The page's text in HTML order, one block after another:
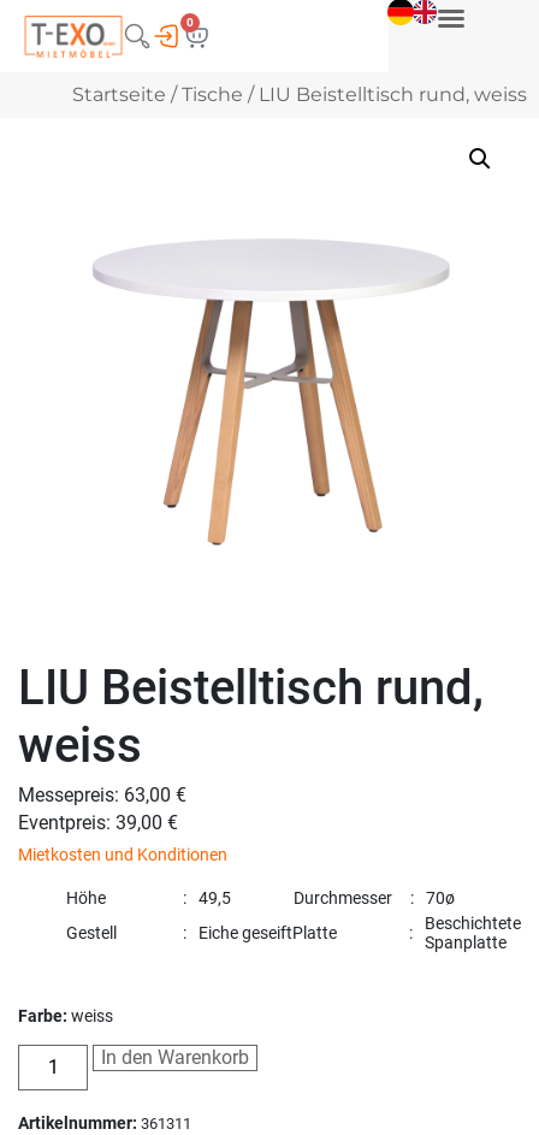
0
Startseite /Tische / LIU Beistelltisch rund, weiss
LIU Beistelltisch rund,
weiss
Messepreis: 63,00 €
Eventpreis: 39,00 €
Mietkosten und Konditionen
Höhe 49,5 Durchmesser
70ø
Gestell
Eiche geseiftPlatte
Beschichtete
Spanplatte
Farbe: weiss
In den Warenkorb
Artikelnummer: 361311